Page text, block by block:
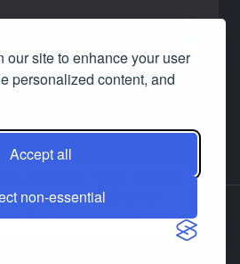
our site to enhance your user
personalized content, and
Accept all
non-essential
etc.) are still in the
they were written.
us Facebook LinkedIn